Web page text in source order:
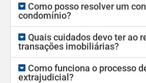
Como posso resolver um
condomínio?
Quais cuidados devo ter ao
transações imobiliárias?
Como funciona o processo
extrajudicial?